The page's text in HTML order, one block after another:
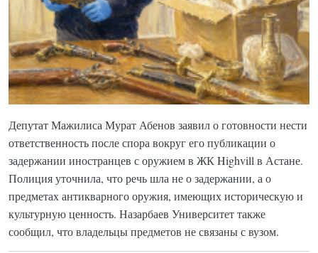
Депутат Мажилиса Мурат Абенов заявил о готовности нести
ответственность после спора вокруг его публикации о
задержании иностранцев с оружием в ЖК Highvill в Астане.
Полиция уточнила, что речь шла не о задержании, а о
предметах антикварного оружия, имеющих историческую и
культурную ценность. Назарбаев Университет также
сообщил, что владельцы предметов не связаны с вузом.